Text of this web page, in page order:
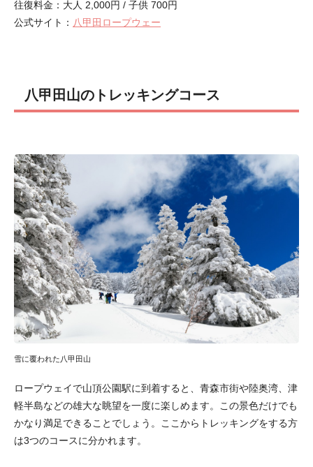
往復料金：大人 2,000円 / 子供 700円
公式サイト： 八甲田ロープウェー
八甲田山のトレッキングコース
雪に覆われた八甲田山
ロープウェイで山頂公園駅に到着すると、青森市街や陸奥湾、津
軽半島などの雄大な眺望を一度に楽しめます。この景色だけでも
かなり満足できることでしょう。ここからトレッキングをする方
は3つのコースに分かれます。